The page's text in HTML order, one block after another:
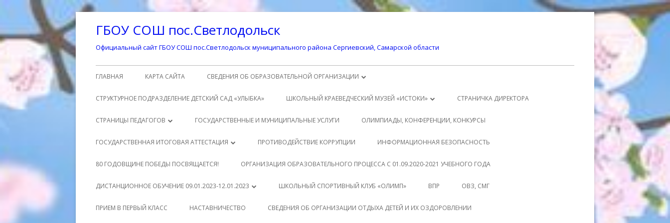
Перейти
к
содержимому
ГБОУ СОШ пос.Светлодольск
Официальный сайт ГБОУ СОШ пос.Светлодольск муниципального района Сергиевский, Самарской области
Основное
меню
ГЛАВНАЯ КАРТА САЙТА СВЕДЕНИЯ ОБ ОБРАЗОВАТЕЛЬНОЙ ОРГАНИЗАЦИИ
ОСНОВНЫЕ СВЕДЕНИЯ
СТРУКТУРА И ОРГАНЫ УПРАВЛЕНИЯ
СТРУКТУРНОЕ ПОДРАЗДЕЛЕНИЕ ДЕТСКИЙ САД «УЛЫБКА» ШКОЛЬНЫЙ КРАЕВЕДЧЕСКИЙ МУЗЕЙ «ИСТОКИ»
ИСТОРИЯ ПОСЕЛКА СВЕТЛОДОЛЬСК
ИСТОРИЯ ШКОЛЫ
СТРАНИЧКА ДИРЕКТОРА
СТРАНИЦЫ ПЕДАГОГОВ
ШМАТЕНКО ЕЛЕНА ВЛАДИМИРОВНА РОДИТЕЛЯМ
МАТЕРИАЛЫ К УРОКАМ
НОРМАТИВНО-ПРАВОВЫЕ
МУХРАНОВА ЕКАТЕРИНА
УЧАЩИМСЯ
МЕТОДИЧЕСКАЯ КОПИЛКА
НОРМАТИВНЫЕ ДОКУМЕНТЫ
ГОСУДАРСТВЕННЫЕ И МУНИЦИПАЛЬНЫЕ УСЛУГИ ОЛИМПИАДЫ, КОНФЕРЕНЦИИ, КОНКУРСЫ
ГОСУДАРСТВЕННАЯ ИТОГОВАЯ АТТЕСТАЦИЯ
ГОСУДАРСТВЕННАЯ ИТОГОВАЯ
АТТЕСТАЦИЯ 11 КЛАСС
ПРОТИВОДЕЙСТВИЕ КОРРУПЦИИ ИНФОРМАЦИОННАЯ БЕЗОПАСНОСТЬ
80 ГОДОВЩИНЕ ПОБЕДЫ ПОСВЯЩАЕТСЯ! ОРГАНИЗАЦИЯ ОБРАЗОВАТЕЛЬНОГО ПРОЦЕССА С 01.09.2020-2021 УЧЕБНОГО ГОДА
ДИСТАНЦИОННОЕ ОБУЧЕНИЕ 09.01.2023-12.01.2023
РАСПИСАНИЕ УРОКОВ 1 КЛАСС
ШКОЛЬНЫЙ СПОРТИВНЫЙ КЛУБ «ОЛИМП» ВПР ОВЗ, СМГ
ПРИЕМ В ПЕРВЫЙ КЛАСС НАСТАВНИЧЕСТВО СВЕДЕНИЯ ОБ ОРГАНИЗАЦИИ ОТДЫХА ДЕТЕЙ И ИХ ОЗДОРОВЛЕНИИ